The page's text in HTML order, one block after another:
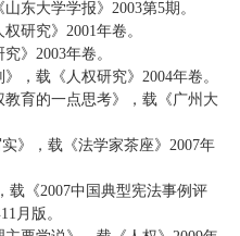
东大学学报》2003第5期。
研究》2001年卷。
》2003年卷。
，载《人权研究》2004年卷。
育的一点思考》，载《广州大
》，载《法学家茶座》2007年
载《2007中国典型宪法事例评
月版。